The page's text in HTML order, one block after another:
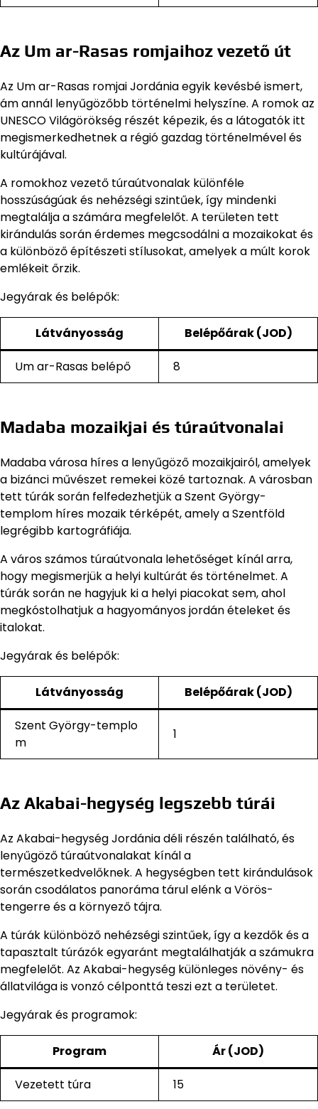
Az Um ar-Rasas romjaihoz vezető út
Az Um ar-Rasas romjai Jordánia egyik kevésbé ismert,
ám annál lenyűgözőbb történelmi helyszíne. A romok az
UNESCO Világörökség részét képezik, és a látogatók itt
megismerkedhetnek a régió gazdag történelmével és
kultúrájával.
A romokhoz vezető túraútvonalak különféle
hosszúságúak és nehézségi szintűek, így mindenki
megtalálja a számára megfelelőt. A területen tett
kirándulás során érdemes megcsodálni a mozaikokat és
a különböző építészeti stílusokat, amelyek a múlt korok
emlékeit őrzik.
Jegyárak és belépők:
Látványosság Belépőárak (JOD)
Um ar-Rasas belépő 8
Madaba mozaikjai és túraútvonalai
Madaba városa híres a lenyűgöző mozaikjairól, amelyek
a bizánci művészet remekei közé tartoznak. A városban
tett túrák során felfedezhetjük a Szent György-
templom híres mozaik térképét, amely a Szentföld
legrégibb kartográfiája.
A város számos túraútvonala lehetőséget kínál arra,
hogy megismerjük a helyi kultúrát és történelmet. A
túrák során ne hagyjuk ki a helyi piacokat sem, ahol
megkóstolhatjuk a hagyományos jordán ételeket és
italokat.
Jegyárak és belépők:
Látványosság Belépőárak (JOD)
Szent György-templo
m
1
Az Akabai-hegység legszebb túrái
Az Akabai-hegység Jordánia déli részén található, és
lenyűgöző túraútvonalakat kínál a
természetkedvelőknek. A hegységben tett kirándulások
során csodálatos panoráma tárul elénk a Vörös-
tengerre és a környező tájra.
A túrák különböző nehézségi szintűek, így a kezdők és a
tapasztalt túrázók egyaránt megtalálhatják a számukra
megfelelőt. Az Akabai-hegység különleges növény- és
állatvilága is vonzó célponttá teszi ezt a területet.
Jegyárak és programok:
Program Ár (JOD)
Vezetett túra 15